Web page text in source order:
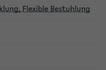
Flexible Bestuhlung